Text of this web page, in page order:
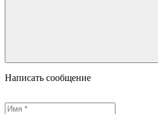
Написать сообщение